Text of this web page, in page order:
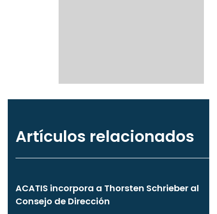
Artículos relacionados
ACATIS incorpora a Thorsten Schrieber al
Consejo de Dirección